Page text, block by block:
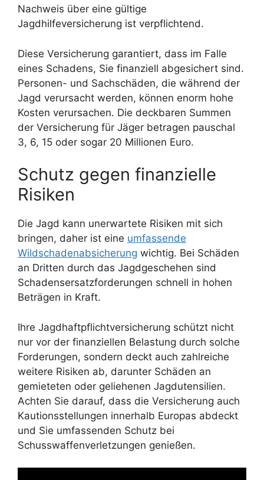
Nachweis über eine gültige
Jagdhilfeversicherung ist verpflichtend.
Diese Versicherung garantiert, dass im Falle
eines Schadens, Sie finanziell abgesichert sind.
Personen- und Sachschäden, die während der
Jagd verursacht werden, können enorm hohe
Kosten verursachen. Die deckbaren Summen
der Versicherung für Jäger betragen pauschal
3, 6, 15 oder sogar 20 Millionen Euro.
Schutz gegen finanzielle
Risiken
Die Jagd kann unerwartete Risiken mit sich
bringen, daher ist eine umfassende
Wildschadenabsicherung wichtig. Bei Schäden
an Dritten durch das Jagdgeschehen sind
Schadensersatzforderungen schnell in hohen
Beträgen in Kraft.
Ihre Jagdhaftpflichtversicherung schützt nicht
nur vor der finanziellen Belastung durch solche
Forderungen, sondern deckt auch zahlreiche
weitere Risiken ab, darunter Schäden an
gemieteten oder geliehenen Jagdutensilien.
Achten Sie darauf, dass die Versicherung auch
Kautionsstellungen innerhalb Europas abdeckt
und Sie umfassenden Schutz bei
Schusswaffenverletzungen genießen.